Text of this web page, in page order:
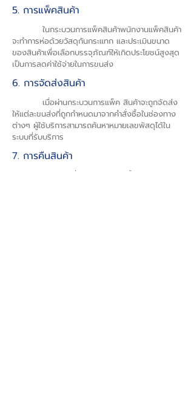
5. การแพ็คสินค้า
ในกระบวนการแพ็คสินค้าพนักงานแพ็คสินค้า
จะทำการห่อด้วยวัสดุกันกระแทก และประเมินขนาด
ของสินค้าเพื่อเลือกบรรจุภัณฑ์ให้เกิดประโยชน์สูงสุด
เป็นการลดค่าใช้จ่ายในการขนส่ง
6. การจัดส่งสินค้า
เมื่อผ่านกระบวนการแพ็ค สินค้าจะถูกจัดส่ง
ให้แต่ละขนส่งที่ถูกกำหนดมาจากคำสั่งซื้อในช่องทาง
ต่างๆ ผู้ใช้บริการสามารถค้นหาหมายเลขพัสดุได้ใน
ระบบที่รับบริการ
7. การคืนสินค้า
หากพัสดุที่ถูกจัดส่งไปแล้วนั้น ไม่สามารถนำ